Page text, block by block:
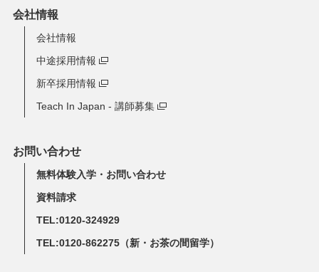
会社情報
会社情報
中途採用情報
新卒採用情報
Teach In Japan - 講師募集
お問い合わせ
無料体験入学・お問い合わせ
資料請求
TEL:0120-324929
TEL:0120-862275（新・お茶の間留学）